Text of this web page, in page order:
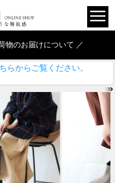
物のお届けについて ／
らからご覧ください。